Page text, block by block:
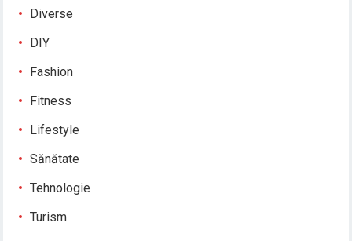
Diverse
DIY
Fashion
Fitness
Lifestyle
Sănătate
Tehnologie
Turism